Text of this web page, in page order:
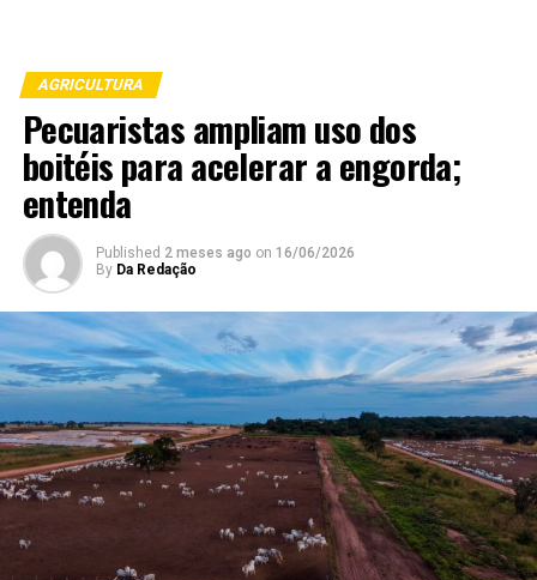
AGRICULTURA
Pecuaristas ampliam uso dos
boitéis para acelerar a engorda;
entenda
Published 2 meses ago on 16/06/2026
By Da Redação